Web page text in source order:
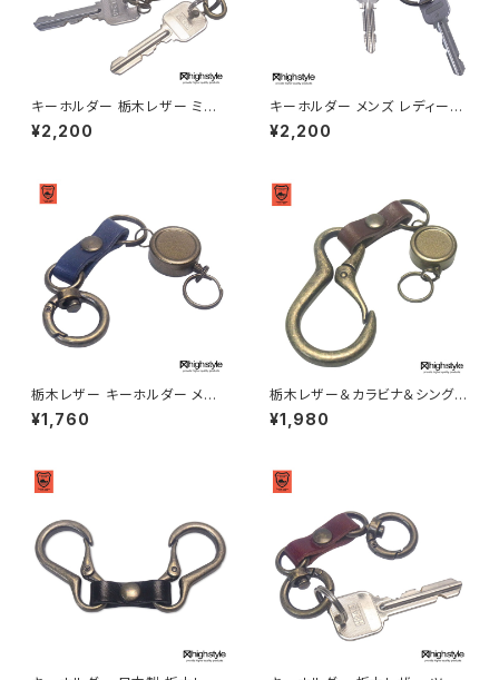
キーホルダー 栃木レザー ミニ
丸カラビナ リールキー ミニナス
カン アンティークカラー キーホ
¥2,200
キーホルダー メンズ レディース
栃木レザー カラビナ 二重リング
×3 キーホルダー アクセサリー
¥2,200
栃木レザー キーホルダー メン
ズ レディース 日本製 栃木レザ
ー ミニ丸カラビナ シングルリー
ト ハイスタイル hs-yam-765a
¥1,760
栃木レザー＆カラビナ＆シングル
リールキー アンティークカラー
キーホルダー highstyle ハイ
¥1,980